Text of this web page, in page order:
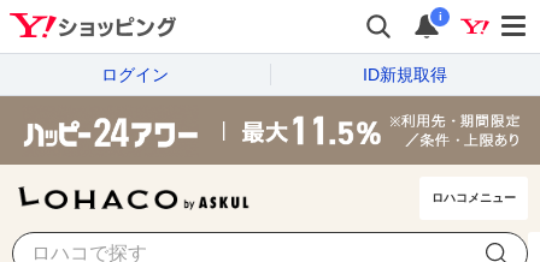
i
ログイン ID新規取得
ロハコメニュー